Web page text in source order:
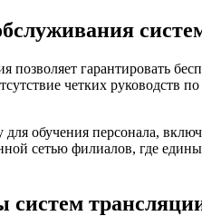
позволяет гарантировать
четких руководств
для обучения персонала,
сетью филиалов, где